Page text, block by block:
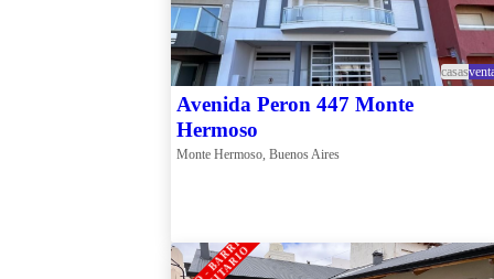
casas
Avenida Peron 447 Monte
Hermoso
Monte Hermoso, Buenos Aires